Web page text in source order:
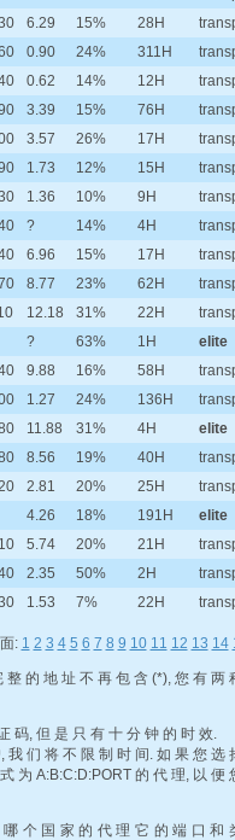
6.29 15% 28H
0.90 24% 311H
0.62 14% 12H
3.39 15% 76H
3.57 26% 17H
1.73 12% 15H
1.36 10% 9H
? 14% 4H
6.96 15% 17H
8.77 23% 62H
12.18 31% 22H
? 63% 1H
elite
9.88 16% 58H
1.27 24% 136H
11.88 31% 4H
elite
8.56 19% 40H
2.81 20% 25H
4.26 18% 191H
elite
5.74 20% 21H
2.35 50% 2H
1.53 7% 22H
: 1 2 3 4 5 6 7 8 9 10 11 12 13 14
整 的 地 址 不 再 包 含 (*), 您 有 两
码, 但 是 只 有 十 分 钟 的 时 效.
我 们 将 不 限 制 时 间. 如 果 您 选
为 A:B:C:D:PORT 的 代 理, 以 便
个 国 家 的 代 理 它 的 端 口 和